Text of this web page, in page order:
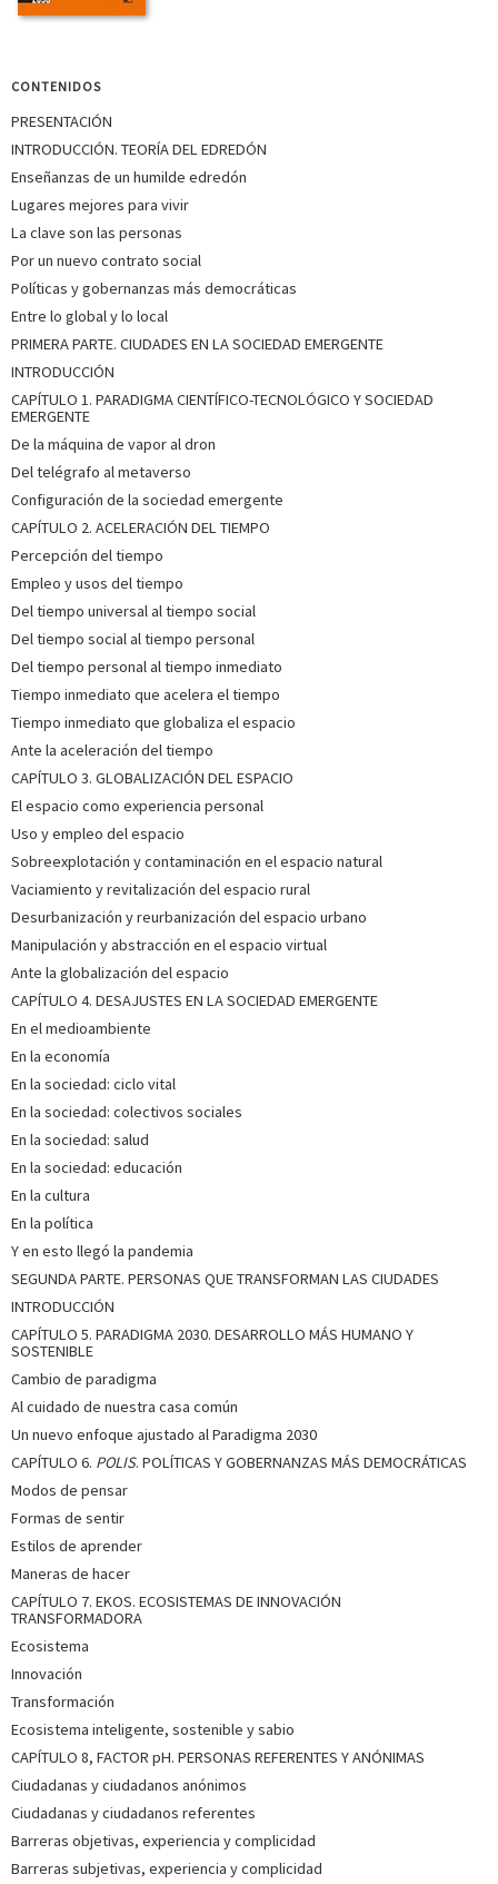
CONTENIDOS
PRESENTACIÓN
INTRODUCCIÓN. TEORÍA DEL EDREDÓN
Enseñanzas de un humilde edredón
Lugares mejores para vivir
La clave son las personas
Por un nuevo contrato social
Políticas y gobernanzas más democráticas
Entre lo global y lo local
PRIMERA PARTE. CIUDADES EN LA SOCIEDAD EMERGENTE
INTRODUCCIÓN
CAPÍTULO 1. PARADIGMA CIENTÍFICO-TECNOLÓGICO Y SOCIEDAD
EMERGENTE
De la máquina de vapor al dron
Del telégrafo al metaverso
Configuración de la sociedad emergente
CAPÍTULO 2. ACELERACIÓN DEL TIEMPO
Percepción del tiempo
Empleo y usos del tiempo
Del tiempo universal al tiempo social
Del tiempo social al tiempo personal
Del tiempo personal al tiempo inmediato
Tiempo inmediato que acelera el tiempo
Tiempo inmediato que globaliza el espacio
Ante la aceleración del tiempo
CAPÍTULO 3. GLOBALIZACIÓN DEL ESPACIO
El espacio como experiencia personal
Uso y empleo del espacio
Sobreexplotación y contaminación en el espacio natural
Vaciamiento y revitalización del espacio rural
Desurbanización y reurbanización del espacio urbano
Manipulación y abstracción en el espacio virtual
Ante la globalización del espacio
CAPÍTULO 4. DESAJUSTES EN LA SOCIEDAD EMERGENTE
En el medioambiente
En la economía
En la sociedad: ciclo vital
En la sociedad: colectivos sociales
En la sociedad: salud
En la sociedad: educación
En la cultura
En la política
Y en esto llegó la pandemia
SEGUNDA PARTE. PERSONAS QUE TRANSFORMAN LAS CIUDADES
INTRODUCCIÓN
CAPÍTULO 5. PARADIGMA 2030. DESARROLLO MÁS HUMANO Y
SOSTENIBLE
Cambio de paradigma
Al cuidado de nuestra casa común
Un nuevo enfoque ajustado al Paradigma 2030
CAPÍTULO 6. POLIS. POLÍTICAS Y GOBERNANZAS MÁS DEMOCRÁTICAS
Modos de pensar
Formas de sentir
Estilos de aprender
Maneras de hacer
CAPÍTULO 7. EKOS. ECOSISTEMAS DE INNOVACIÓN
TRANSFORMADORA
Ecosistema
Innovación
Transformación
Ecosistema inteligente, sostenible y sabio
CAPÍTULO 8, FACTOR pH. PERSONAS REFERENTES Y ANÓNIMAS
Ciudadanas y ciudadanos anónimos
Ciudadanas y ciudadanos referentes
Barreras objetivas, experiencia y complicidad
Barreras subjetivas, experiencia y complicidad